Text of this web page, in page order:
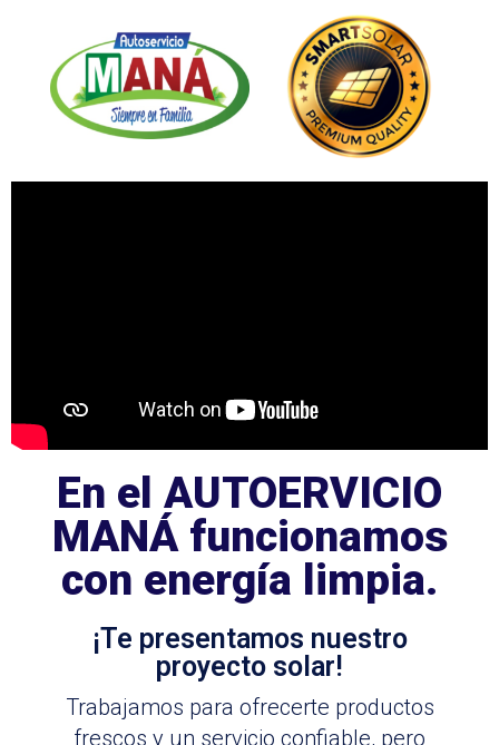
En el AUTOERVICIO
MANÁ funcionamos
con energía limpia.
¡Te presentamos nuestro
proyecto solar!
Trabajamos para ofrecerte productos
frescos y un servicio confiable, pero